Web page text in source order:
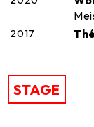
2017
STAGE